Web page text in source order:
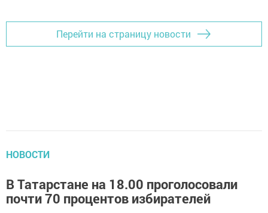
Перейти на страницу новости
НОВОСТИ
В Татарстане на 18.00 проголосовали
почти 70 процентов избирателей